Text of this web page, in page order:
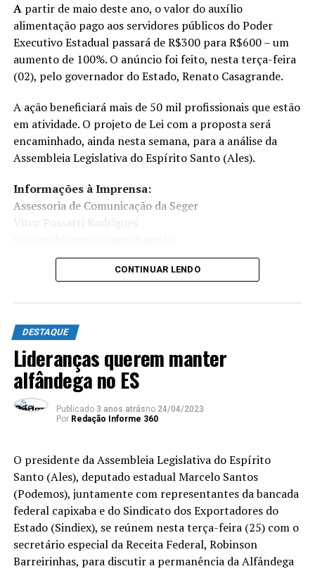
Apartir de maio deste ano, o valor do auxílio
alimentação pago aos servidores públicos do Poder
Executivo Estadual passará de R$300 para R$600 – um
aumento de 100%. O anúncio foi feito, nesta terça-feira
(02), pelo governador do Estado, Renato Casagrande.
A ação beneficiará mais de 50 mil profissionais que estão
em atividade. O projeto de Lei com a proposta será
encaminhado, ainda nesta semana, para a análise da
Assembleia Legislativa do Espírito Santo (Ales).
Informações à Imprensa:
Assessoria de Comunicação da Seger
Vitor Possatti Rodrigues
CONTINUAR LENDO
DESTAQUE
Lideranças querem manter
alfândega no ES
Publicado 3 anos atrásno 24/04/2023
Por Redação Informe 360
O presidente da Assembleia Legislativa do Espírito
Santo (Ales), deputado estadual Marcelo Santos
(Podemos), juntamente com representantes da bancada
federal capixaba e do Sindicato dos Exportadores do
Estado (Sindiex), se reúnem nesta terça-feira (25) com o
secretário especial da Receita Federal, Robinson
Barreirinhas, para discutir a permanência da Alfândega